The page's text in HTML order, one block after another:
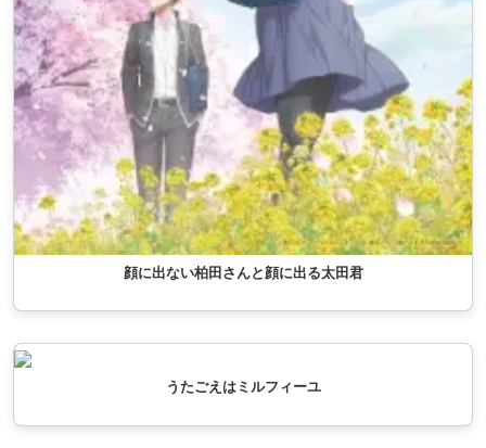
顔に出ない柏田さんと顔に出る太田君
うたごえはミルフィーユ